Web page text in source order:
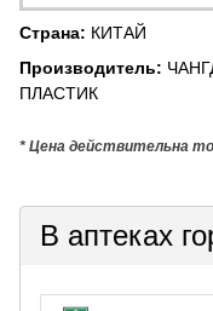
Страна: КИТАЙ
Производитель:
ПЛАСТИК
* Цена действительна
В аптеках